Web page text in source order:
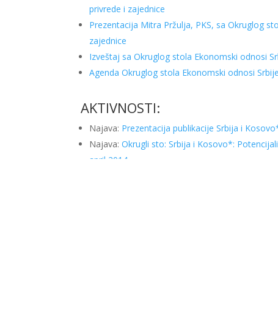
privrede i zajednice
Prezentacija Mitra Pržulja, PKS, sa Okruglog
zajednice
Izveštaj sa Okruglog stola Ekonomski odnosi
Agenda Okruglog stola Ekonomski odnosi
AKTIVNOSTI:
Najava: Prezentacija publikacije Srbija i
Najava: Okrugli sto: Srbija i Kosovo*:
april 2014.